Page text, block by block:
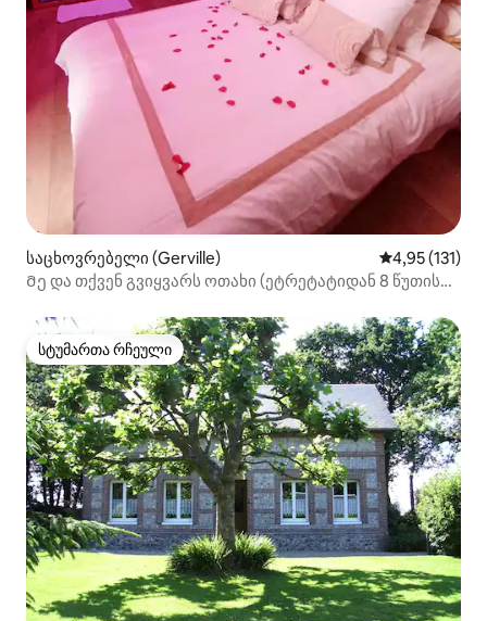
საცხოვრებელი (Gerville) საშუალო
4,95 (131)
Მე და თქვენ გვიყვარს ოთახი (ეტრეტატიდან 8 წუთის
სტუმართა რჩეული
სტუმართა რჩეული